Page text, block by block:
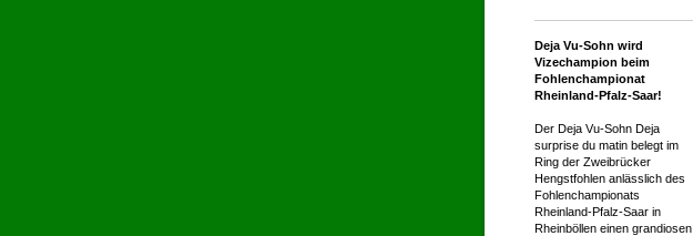
Deja Vu-Sohn wird
Vizechampion beim
Fohlenchampionat
Rheinland-Pfalz-Saar!
Der Deja Vu-Sohn Deja
surprise du matin belegt im
Ring der Zweibrücker
Hengstfohlen anlässlich des
Fohlenchampionats
Rheinland-Pfalz-Saar in
Rheinböllen einen grandiosen